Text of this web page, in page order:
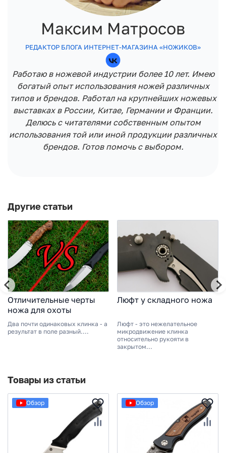
Максим Матросов
РЕДАКТОР БЛОГА ИНТЕРНЕТ-МАГАЗИНА «НОЖИКОВ»
Работаю в ножевой индустрии более 10 лет. Имею
богатый опыт использования ножей различных
типов и брендов. Работал на крупнейших ножевых
выставках в России, Китае, Германии и Франции.
Делюсь с читателями собственным опытом
использования той или иной продукции различных
брендов. Готов помочь с выбором.
Другие статьи
Отличительные черты
ножа для охоты
Два почти одинаковых клинка - а
результат в поле разный....
Люфт у складного ножа
Люфт - это нежелательное
микродвижение клинка
относительно рукояти в
закрытом...
Товары из статьи
Обзор Обзор